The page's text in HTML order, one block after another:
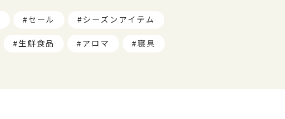
セール シーズンアイテム
生鮮食品 アロマ 寝具